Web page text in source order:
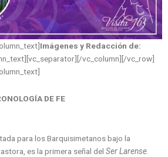
Imágenes y Redacción de:
vc_column][/vc_row]
DE FE
para los Barquisimetanos bajo la
es la primera señal del Ser Larense.